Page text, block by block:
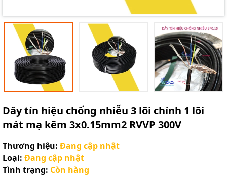
Dây tín hiệu chống nhiễu 3 lõi chính 1 lõi
mát mạ kẽm 3x0.15mm2 RVVP 300V
Thương hiệu: Đang cập nhật
Loại: Đang cập nhật
Tình trạng: Còn hàng
Mã giảm giá:
Ngày hết hạn:
Điều kiện: